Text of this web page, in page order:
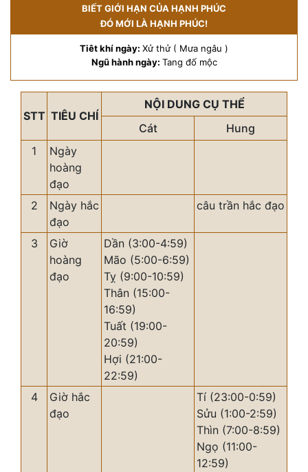
BIẾT GIỚI HẠN CỦA HẠNH PHÚC
ĐÓ MỚI LÀ HẠNH PHÚC!
Tiêt khí ngày: Xử thử ( Mưa ngâu )
Ngũ hành ngày: Tang đố mộc
STT TIÊU CHÍ
NỘI DUNG CỤ THỂ
Cát
Hung
1
Ngày
hoàng
đạo
2
Ngày hắc
đạo
câu trần hắc đạo
3
Giờ
hoàng
đạo
Dần (3:00-4:59)
Mão (5:00-6:59)
Tỵ (9:00-10:59)
Thân (15:00-
16:59)
Tuất (19:00-
20:59)
Hợi (21:00-
22:59)
4
Giờ hắc
đạo
Tí (23:00-0:59)
Sửu (1:00-2:59)
Thìn (7:00-8:59)
Ngọ (11:00-
12:59)